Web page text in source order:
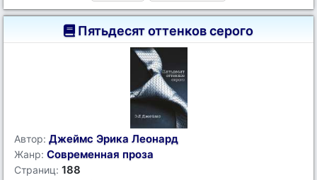
Пятьдесят оттенков серого
Автор: Джеймс Эрика Леонард
Жанр: Современная проза
Страниц: 188